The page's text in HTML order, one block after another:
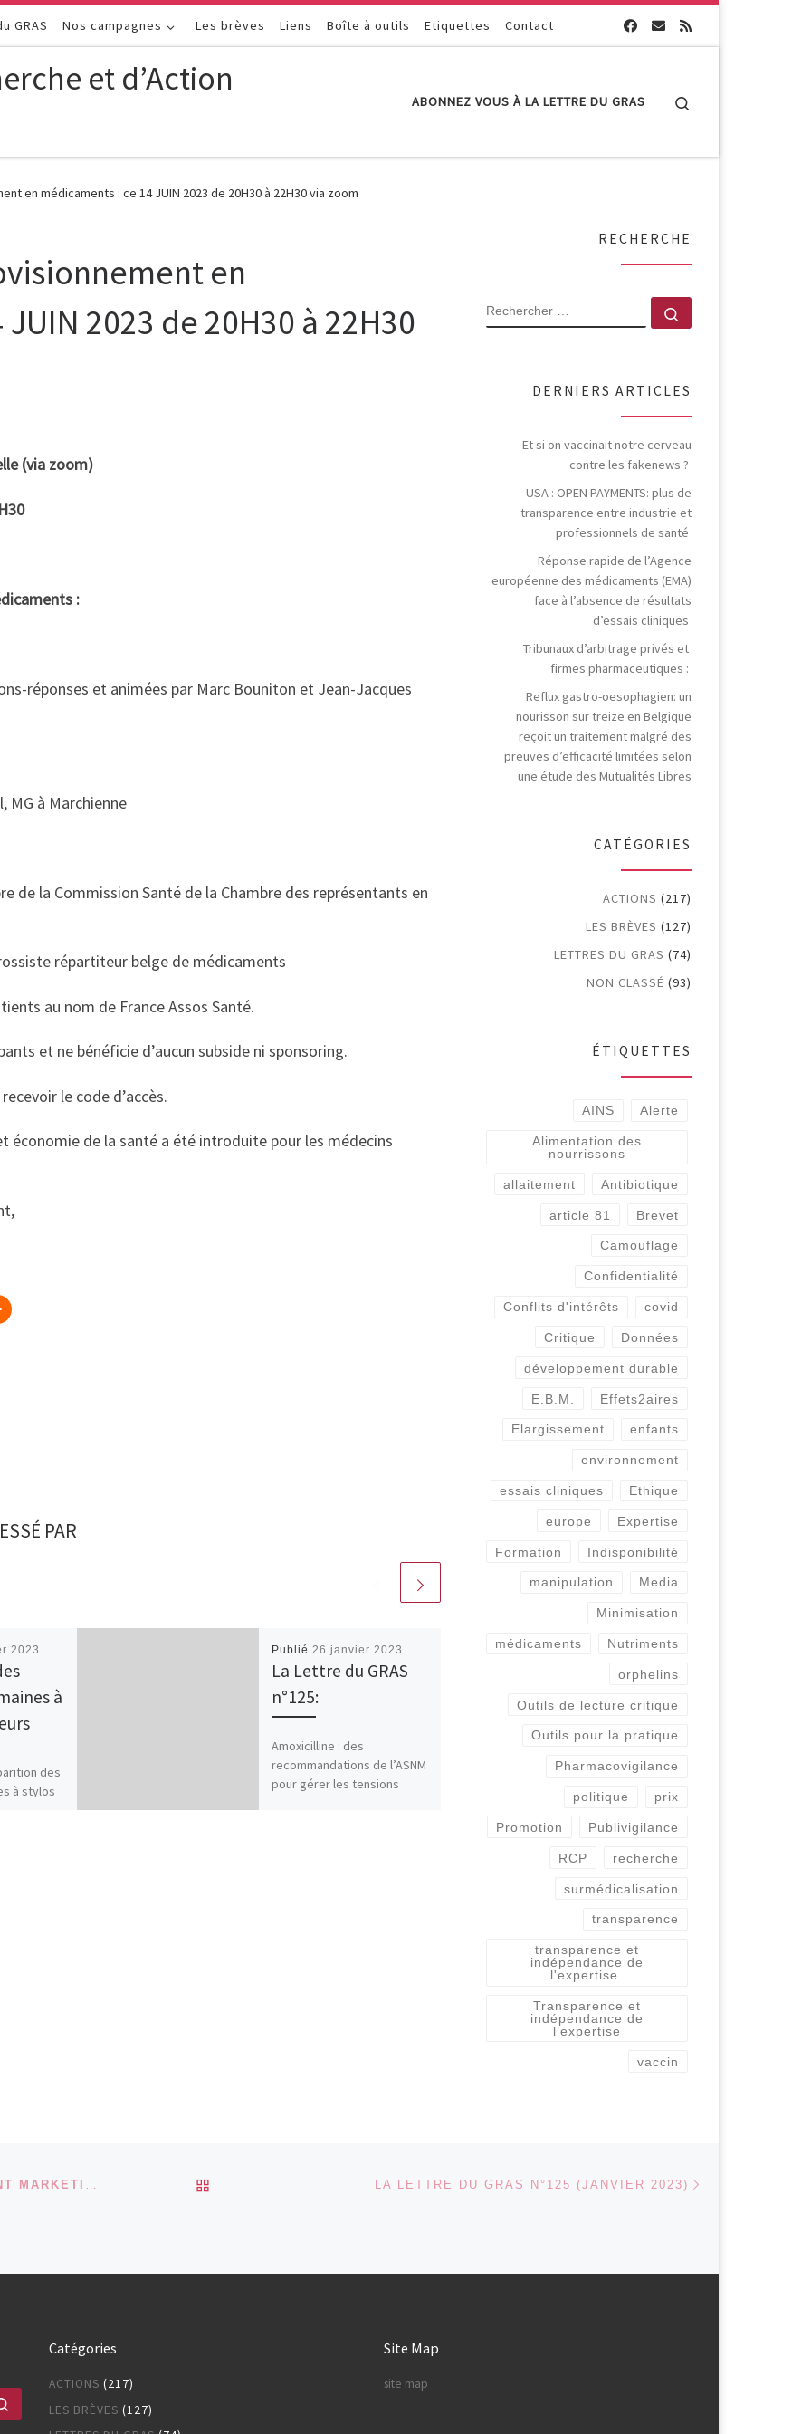
GRAS Nos campagnes Les brèves Liens Boîte à outils Etiquettes Contact
et d’Action
ABONNEZ VOUS À LA LETTRE DU GRAS
en médicaments : ce 14 JUIN 2023 de 20H30 à 22H30 via zoom
en
2023 de 20H30 à 22H30
(via zoom)
:
réponses et animées par Marc Bouniton et Jean-Jacques
MG à Marchienne
de la Commission Santé de la Chambre des représentants en
répartiteur belge de médicaments
au nom de France Assos Santé.
et ne bénéficie d’aucun subside ni sponsoring.
le code d’accès.
économie de la santé a été introduite pour les médecins
PAR
2023
à
des
à stylos
Publié 26 janvier 2023
La Lettre du GRAS
n°125:
Amoxicilline : des
recommandations de l’ASNM
pour gérer les tensions
Publié6 février 2021
Commerce parallèle
de médicaments et
en officine
Tirant parti de variations de
substantielles sur les
marchés pharmaceutiques
Etats membres de l’Union
RECHERCHE
RECHERCHER
DERNIERS ARTICLES
Et si on vaccinait notre cerveau
contre les fakenews ?
USA : OPEN PAYMENTS: plus de
transparence entre industrie et
professionnels de santé
Réponse rapide de l’Agence
européenne des médicaments (EMA)
face à l’absence de résultats
d’essais cliniques
Tribunaux d’arbitrage privés et
firmes pharmaceutiques :
Reflux gastro-oesophagien: un
nourisson sur treize en Belgique
reçoit un traitement malgré des
preuves d’efficacité limitées selon
une étude des Mutualités Libres
CATÉGORIES
ACTIONS (217)
LES BRÈVES (127)
LETTRES DU GRAS (74)
NON CLASSÉ (93)
ÉTIQUETTES
AINS Alerte
Alimentation des
nourrissons
allaitement Antibiotique
article 81 Brevet
Camouflage
Confidentialité
Conflits d'intérêts covid
Critique Données
développement durable
E.B.M. Effets2aires
Elargissement enfants
environnement
essais cliniques Ethique
europe Expertise
Formation Indisponibilité
manipulation Media
Minimisation
médicaments Nutriments
orphelins
Outils de lecture critique
Outils pour la pratique
Pharmacovigilance
politique prix
Promotion Publivigilance
RCP recherche
surmédicalisation
transparence
transparence et
indépendance de
l'expertise.
Transparence et
indépendance de
l’expertise
vaccin
UNE ÉMISSION DE « INVESTIGATION », À VOIR SUR LA
RETOUR À LA LISTE DES ARTICLESLA LETTRE DU GRAS N°125 (JANVIER 2023)
Rechercher …
Catégories
ACTIONS (217)
LES BRÈVES (127)
Site Map
site map